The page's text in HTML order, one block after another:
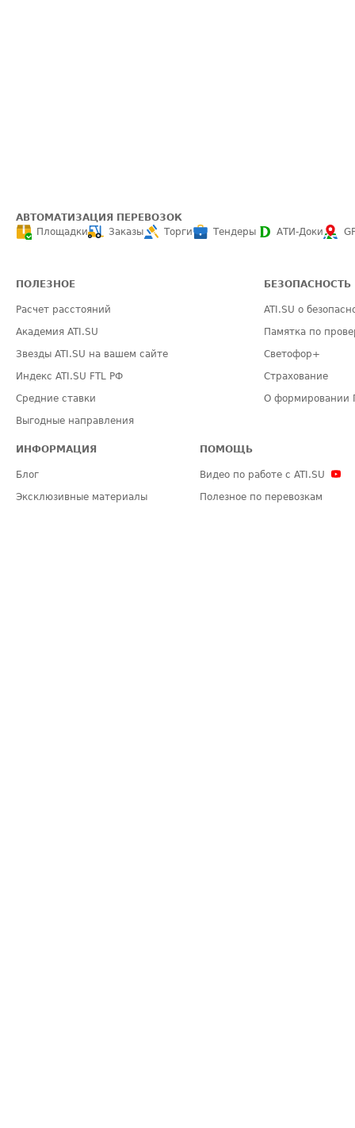
АВТОМАТИЗАЦИЯ ПЕРЕВОЗОК
Площадки
Заказы Торги Тендеры АТИ-Доки
ПОЛЕЗНОЕ
Расчет расстояний
Академия ATI.SU
Звезды ATI.SU на вашем сайте
Индекс ATI.SU FTL РФ
Средние ставки
Выгодные направления
БЕЗОПАСНОСТЬ
ATI.SU о
Памятка по
Светофор+
Страхование
О формировании
ИНФОРМАЦИЯ
Блог
Эксклюзивные материалы
ПОМОЩЬ
Видео по работе с ATI.SU
Полезное по перевозкам